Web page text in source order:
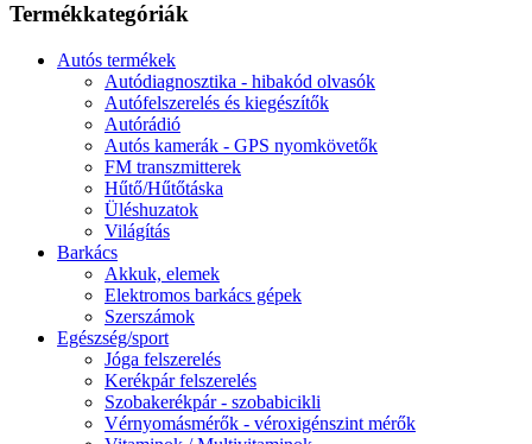
Termékkategóriák
Autós termékek
Autódiagnosztika - hibakód olvasók
Autófelszerelés és kiegészítők
Autórádió
Autós kamerák - GPS nyomkövetők
FM transzmitterek
Hűtő/Hűtőtáska
Üléshuzatok
Világítás
Barkács
Akkuk, elemek
Elektromos barkács gépek
Szerszámok
Egészség/sport
Jóga felszerelés
Kerékpár felszerelés
Szobakerékpár - szobabicikli
Vérnyomásmérők - véroxigénszint mérők